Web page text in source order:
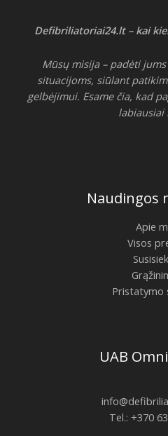
Defibriliatoriai24.lt – kai
Mūsų misija – padėti
situacijoms, siūlant
gelbėjimui. Esame čia, kad
labiausiai
Naudingos
Apie
Visos
Pristatymo
UAB
Tel.: +370